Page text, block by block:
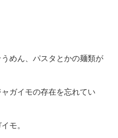
めん、パスタとかの麺類が
ガイモの存在を忘れてい
モ。